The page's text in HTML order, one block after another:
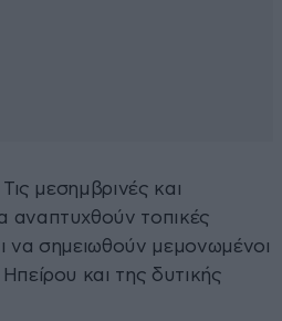
μεσημβρινές και
αναπτυχθούν τοπικές
να σημειωθούν μεμονωμένοι
και της δυτικής